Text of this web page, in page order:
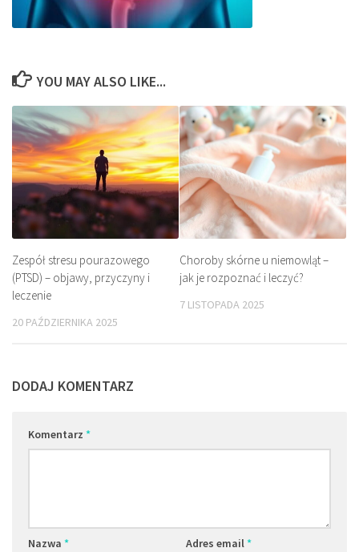
YOU MAY ALSO LIKE...
Zespół stresu pourazowego
(PTSD) – objawy, przyczyny i
leczenie
20 PAŹDZIERNIKA 2025
Choroby skórne u niemowląt –
jak je rozpoznać i leczyć?
7 LISTOPADA 2025
DODAJ KOMENTARZ
Komentarz *
Nazwa * Adres email*